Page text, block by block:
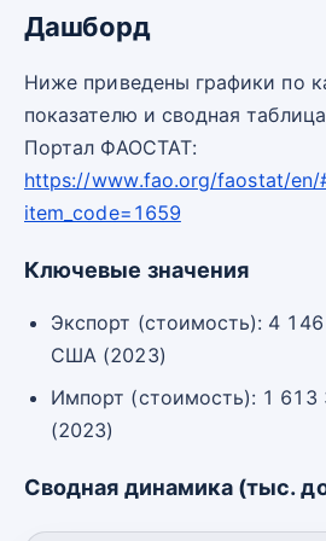
Дашборд
Ниже приведены графики по
показателю и сводная
Портал ФАОСТАТ:
https://www.fao.org/faostat/en/
item_code=1659
Ключевые значения
Экспорт (стоимость): 4
США (2023)
Импорт (стоимость): 1
(2023)
Сводная динамика (тыс.